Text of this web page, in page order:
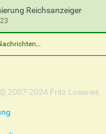
Reichsanzeiger
© 2007-2024 Fritz Loseries